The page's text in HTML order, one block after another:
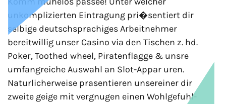
unkomplizierten Eintragung pri�sentiert dir
selbige deutschsprachiges Arbeitnehmer
bereitwillig unser Casino via den Tischen z. hd.
Poker, Toothed wheel, Piratenflagge & unsre
umfangreiche Auswahl an Slot-Appar uren.
Naturlicherweise prasentieren unsereiner dir
zweite geige mit vergnugen einen Wohlgefuhl-